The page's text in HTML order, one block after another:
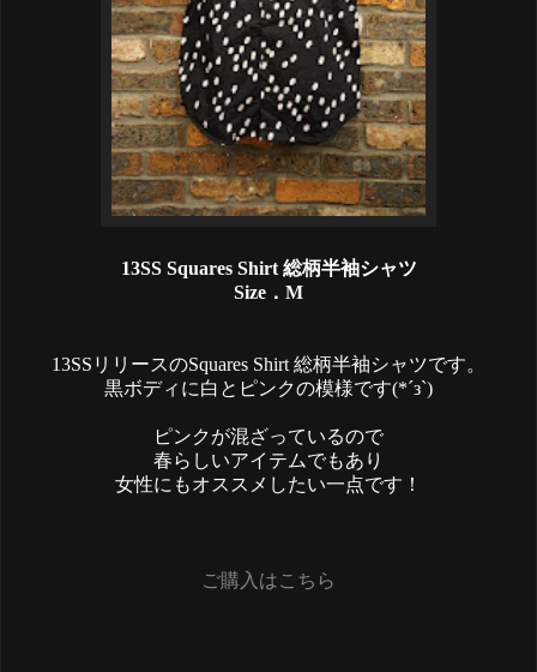
13SS Squares Shirt 総柄半袖シャツ
Size．M
13SSリリースのSquares Shirt 総柄半袖シャツです。
黒ボディに白とピンクの模様です(*´з`)
ピンクが混ざっているので
春らしいアイテムでもあり
女性にもオススメしたい一点です！
ご購入はこちら